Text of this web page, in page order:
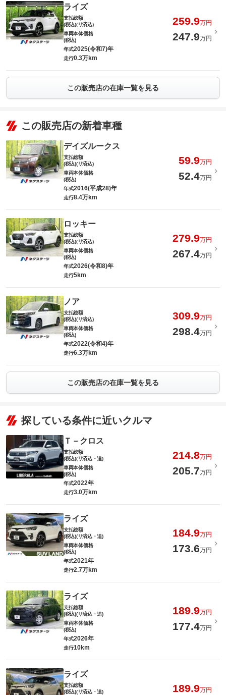
ライズ
支払総額
(税込)(リ済込)
259.9万円
車両本体価格
(税込)
247.9万円
年式2025(令和7)年
走行0.3万km
この販売店の在庫一覧を見る
この販売店の新着車種
デイズルークス
支払総額
(税込)(リ済込)
59.9万円
車両本体価格
(税込)
52.4万円
年式2016(平成28)年
走行8.4万km
ロッキー
支払総額
(税込)(リ済込)
279.9万円
車両本体価格
(税込)
267.4万円
年式2026(令和8)年
走行5km
ノア
支払総額
(税込)(リ済込)
309.9万円
車両本体価格
(税込)
298.4万円
年式2022(令和4)年
走行6.3万km
この販売店の在庫一覧を見る
探している条件に近いクルマ
Ｔ－クロス
支払総額
(税込)(リ済込・追)
214.8万円
車両本体価格
(税込)
205.7万円
年式2022年
走行3.0万km
ライズ
支払総額
(税込)(リ済込・追)
184.9万円
車両本体価格
(税込)
173.6万円
年式2021年
走行2.7万km
ライズ
支払総額
(税込)(リ済込・追)
189.9万円
車両本体価格
(税込)
177.4万円
年式2026年
走行10km
ライズ
支払総額
(税込)(リ済込・追)
189.9万円